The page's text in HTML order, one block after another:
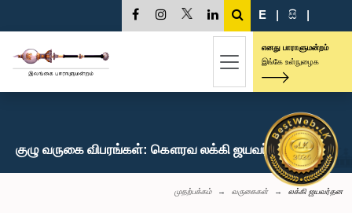
E | සි |
எனது பாராளுமன்றம்
இங்கே உள்நுழைக
குழு வருகை விபரங்கள்: கௌரவ லக்கி ஜயவர்தன, பா.உ.
முதற்பக்கம் வருகைகள் லக்கி ஜயவர்தன